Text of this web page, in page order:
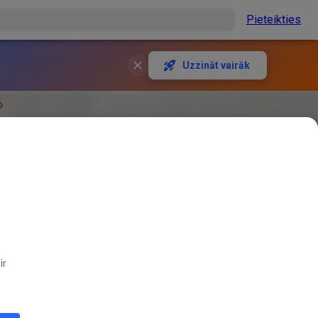
Pieteikties
Uzzināt vairāk